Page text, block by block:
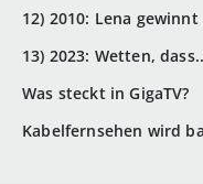
12) 2010: Lena
13) 2023: Wetten,
Was steckt in GigaTV?
Kabelfernsehen wird